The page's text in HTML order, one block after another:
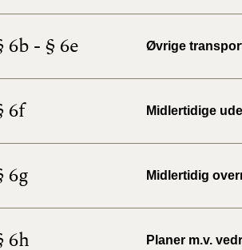
6b - § 6e Øvrige
6f Midlertidige
6g Midlertidig
6h Planer m.v.